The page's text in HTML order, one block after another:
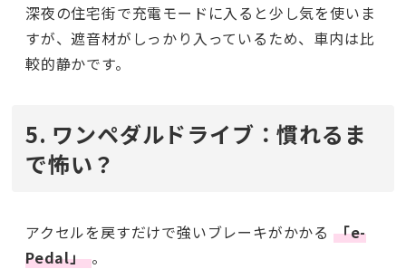
深夜の住宅街で充電モードに入ると少し気を使いま
すが、遮音材がしっかり入っているため、車内は比
較的静かです。
5. ワンペダルドライブ：慣れるま
で怖い？
アクセルを戻すだけで強いブレーキがかかる 「e-
Pedal」。